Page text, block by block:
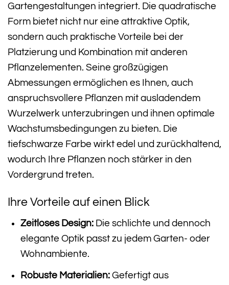
Gartengestaltungen integriert. Die quadratische
Form bietet nicht nur eine attraktive Optik,
sondern auch praktische Vorteile bei der
Platzierung und Kombination mit anderen
Pflanzelementen. Seine großzügigen
Abmessungen ermöglichen es Ihnen, auch
anspruchsvollere Pflanzen mit ausladendem
Wurzelwerk unterzubringen und ihnen optimale
Wachstumsbedingungen zu bieten. Die
tiefschwarze Farbe wirkt edel und zurückhaltend,
wodurch Ihre Pflanzen noch stärker in den
Vordergrund treten.
Ihre Vorteile auf einen Blick
Zeitloses Design:Die schlichte und dennoch
elegante Optik passt zu jedem Garten- oder
Wohnambiente.
Robuste Materialien:Gefertigt aus